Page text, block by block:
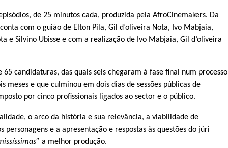
de 25 minutos cada, produzida pela AfroCinemakers. Da
com o guião de Elton Pila, Gil d’oliveira Nota, Ivo Mabjaia,
e Silvino Ubisse e com a realização de Ivo Mabjaia, Gil d’oliveira
candidaturas, das quais seis chegaram à fase final num processo
meses e que culminou em dois dias de sessões públicas de
por cinco profissionais ligados ao sector e o público.
o arco da história e sua relevância, a viabilidade de
personagens e a apresentação e respostas às questões do júri
a melhor produção.